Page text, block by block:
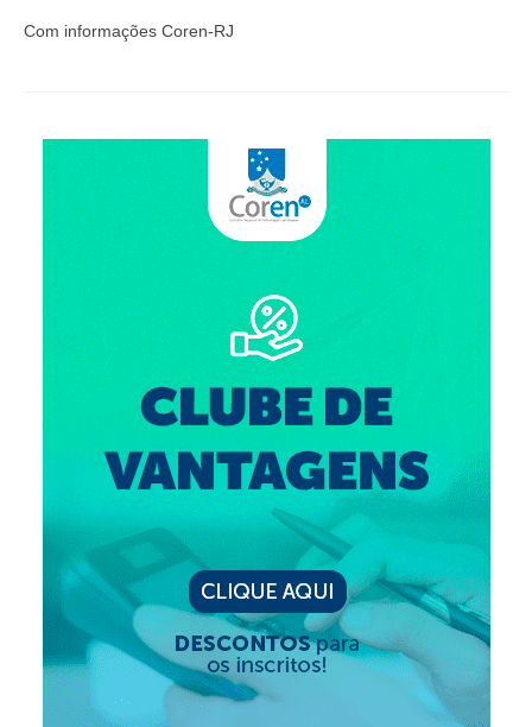
Suspensão do Exercício Profissional
Procedimento para registro
Clube de Vantagens
Valores dos serviços
Reserva de auditório
Ouvidoria
Contatos
Fale Conosco
Com informações Coren-RJ